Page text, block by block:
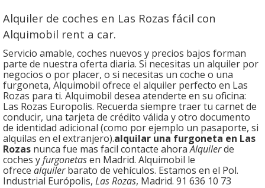
Alquiler de coches en Las Rozas fácil con
Alquimobil rent a car.
Servicio amable, coches nuevos y precios bajos forman
parte de nuestra oferta diaria. Si necesitas un alquiler por
negocios o por placer, o si necesitas un coche o una
furgoneta, Alquimobil ofrece el alquiler perfecto en Las
Rozas para ti. Alquimobil desea atenderte en su oficina:
Las Rozas Europolis. Recuerda siempre traer tu carnet de
conducir, una tarjeta de crédito válida y otro documento
de identidad adicional (como por ejemplo un pasaporte, si
alquilas en el extranjero).alquilar una furgoneta en Las
Rozas nunca fue mas facil contacte ahoraAlquilerde
coches yfurgonetasen Madrid. Alquimobil le
ofrece alquilerbarato de vehículos. Estamos en el Pol.
Industrial Európolis, Las Rozas, Madrid. 91 636 10 73